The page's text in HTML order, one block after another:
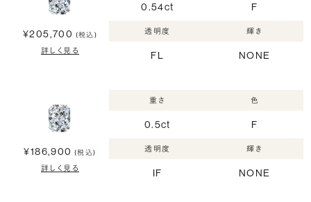
¥205,700 (税込)
詳しく見る
0.54ct F
透明度
FL
輝き
NONE
¥186,900 (税込)
詳しく見る
重さ
0.5ct
色
F
透明度
IF
輝き
NONE